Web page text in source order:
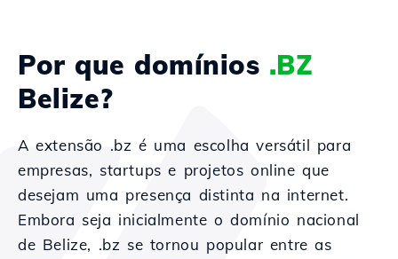
Por que domínios .BZ
Belize?
A extensão .bz é uma escolha versátil para
empresas, startups e projetos online que
desejam uma presença distinta na internet.
Embora seja inicialmente o domínio nacional
de Belize, .bz se tornou popular entre as